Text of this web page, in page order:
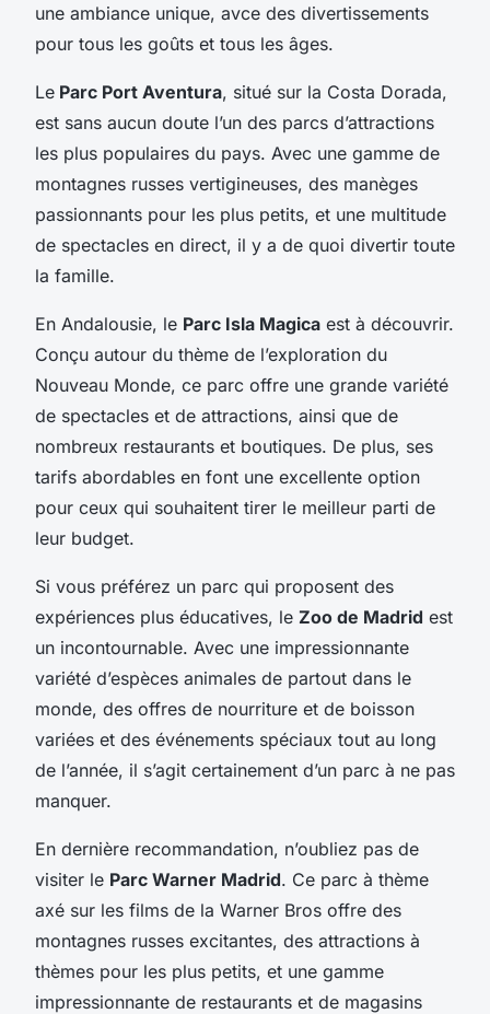
une ambiance unique, avce des divertissements
pour tous les goûts et tous les âges.
Le Parc Port Aventura, situé sur la Costa Dorada,
est sans aucun doute l’un des parcs d’attractions
les plus populaires du pays. Avec une gamme de
montagnes russes vertigineuses, des manèges
passionnants pour les plus petits, et une multitude
de spectacles en direct, il y a de quoi divertir toute
la famille.
En Andalousie, le Parc Isla Magica est à découvrir.
Conçu autour du thème de l’exploration du
Nouveau Monde, ce parc offre une grande variété
de spectacles et de attractions, ainsi que de
nombreux restaurants et boutiques. De plus, ses
tarifs abordables en font une excellente option
pour ceux qui souhaitent tirer le meilleur parti de
leur budget.
Si vous préférez un parc qui proposent des
expériences plus éducatives, le Zoo de Madrid est
un incontournable. Avec une impressionnante
variété d’espèces animales de partout dans le
monde, des offres de nourriture et de boisson
variées et des événements spéciaux tout au long
de l’année, il s’agit certainement d’un parc à ne pas
manquer.
En dernière recommandation, n’oubliez pas de
visiter le Parc Warner Madrid. Ce parc à thème
axé sur les films de la Warner Bros offre des
montagnes russes excitantes, des attractions à
thèmes pour les plus petits, et une gamme
impressionnante de restaurants et de magasins